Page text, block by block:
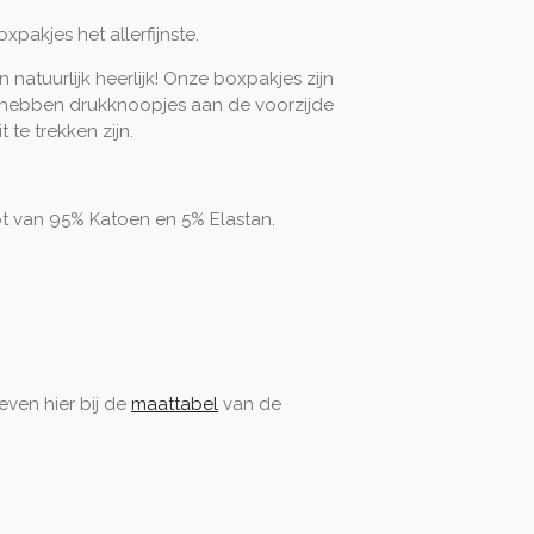
het allerfijnste.
natuurlijk heerlijk! Onze boxpakjes zijn
drukknoopjes aan de voorzijde
te trekken zijn.
95% Katoen en 5% Elastan.
hier bij de maattabel van de